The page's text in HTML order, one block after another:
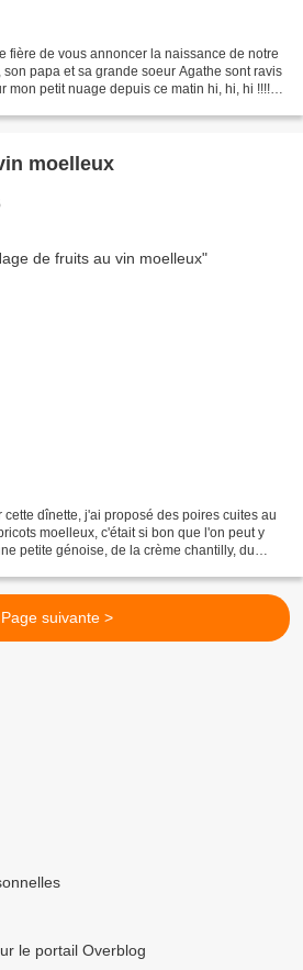
fière de vous annoncer la naissance de notre
papa et sa grande soeur Agathe sont ravis
mon petit nuage depuis ce matin hi, hi, hi !!!!!!
moelleux
cette dînette, j'ai proposé des poires cuites au
moelleux, c'était si bon que l'on peut y
petite génoise, de la crème chantilly, du
Page suivante >
le portail Overblog